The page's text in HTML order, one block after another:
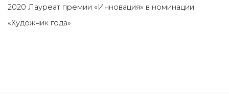
2020 Лауреат премии «Инновация» в номинации
«Художник года»